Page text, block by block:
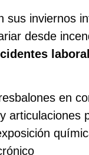
sus inviernos
desde
en
articulaciones